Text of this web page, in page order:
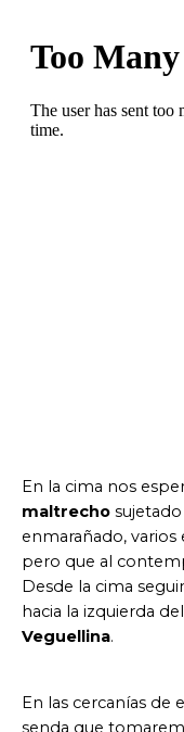
En la cima nos
maltrecho
enmarañado,
pero que al
Desde la cima
hacia la izquierda
Veguellina.
En las cercanías de
senda que